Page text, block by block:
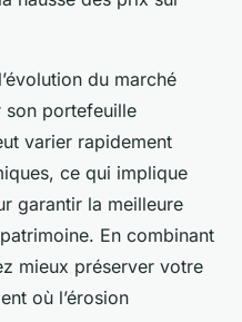
du marché
son portefeuille
varier rapidement
ce qui implique
garantir la meilleure
En combinant
mieux préserver votre
où l’érosion